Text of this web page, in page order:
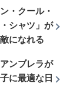
・クール・
シャツ」が
になれる
ンブレラが
に最適な日